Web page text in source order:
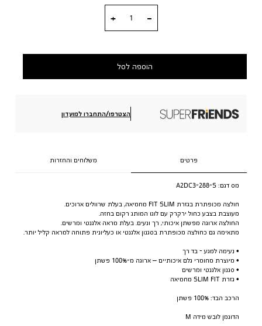
הוספה לסל
הצטרפו/התחברו למועדון
פרטים משלוחים והחזרות
מס דגם: A2DC3-288-S
חולצה מכופתרת בגזרת FIT SLIM מחמיאה, בעלת שרוולים ארוכים.
מעוצבת בצבע כחול ירקרק עם לוגו המותג רקום בחזה.
החולצה ארוגה מפשתן איכותי, רך ונעים. בעלת מראה אלגנטי ומרשים.
מתאימה גם כחולצה מכופתרת בסגנון אלגנטי או כעליונית פתוחה למראה קליל יותר.
• נעימה למגע - בד רך
• מיוצרת מחומרי גלם איכותיים – ארוגה מ-100% פשתן
• סגנון אלגנטי ומרשים
• גזרת SLIM FIT מחמיאה
הרכב הבד: 100% פשתן
הדוגמן לובש מידה M